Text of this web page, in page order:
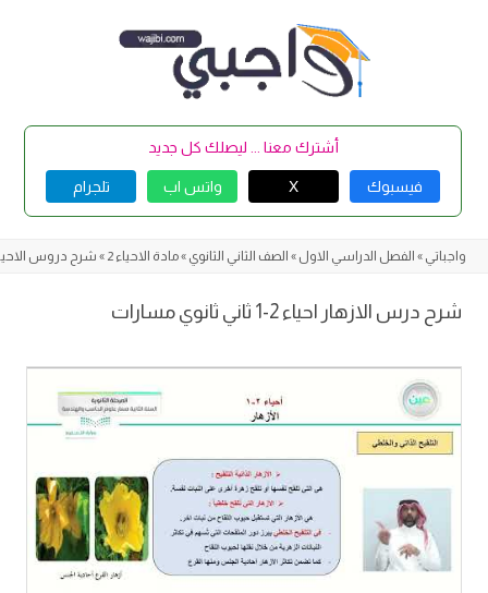
أشترك معنا ... ليصلك كل جديد
فيسبوك X واتس اب تلجرام
واجباتي » الفصل الدراسي الاول » الصف الثاني الثانوي »مادة الاحياء 2 » شرح دروس
شرح درس الازهار احياء 2-1 ثاني ثانوي مسارات